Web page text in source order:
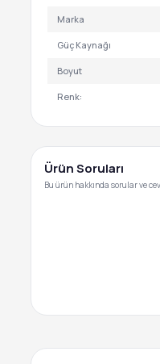
Marka
Güç Kaynağı
Boyut
Renk:
Ürün Soruları
Bu ürün hakkında sorular ve